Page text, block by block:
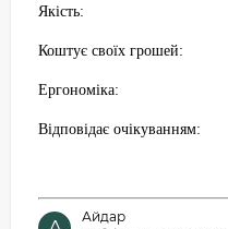
Якість:
Коштує своїх грошей:
Ергономіка:
Відповідає очікуванням:
Айдар